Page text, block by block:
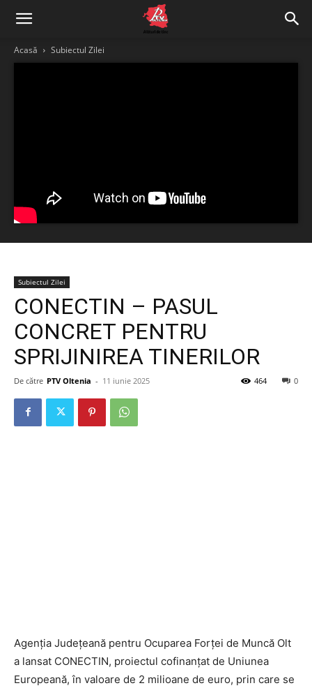
Acasă Subiectul Zilei
Subiectul Zilei
CONECTIN – PASUL
CONCRET PENTRU
SPRIJINIREA TINERILOR
De către PTV Oltenia - 11 iunie 2025 0
464
Agenția Județeană pentru Ocuparea Forței de Muncă Olt
a lansat CONECTIN, proiectul cofinanțat de Uniunea
Europeană, în valoare de 2 milioane de euro, prin care se